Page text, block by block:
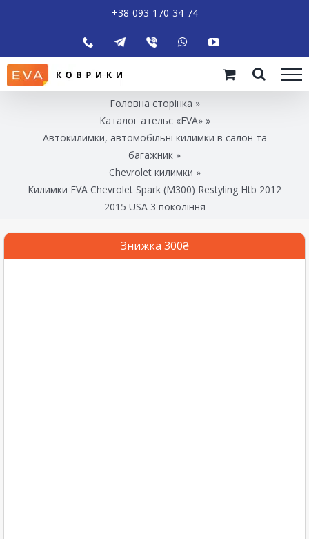
+38-093-170-34-74
Головна сторінка »
Каталог ательє «EVA»»
Автокилимки, автомобільні килимки в салон та
багажник »
Chevrolet килимки »
Килимки EVA Chevrolet Spark (M300) Restyling Htb 2012
2015 USA 3 покоління
Знижка 300₴